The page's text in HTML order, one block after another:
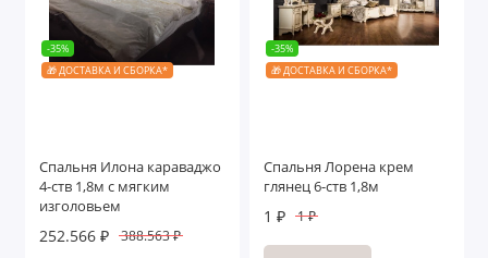
-35%
🎁 ДОСТАВКА И СБОРКА*
Спальня Илона караваджо
4-ств 1,8м с мягким
изголовьем
252.566 ₽ 388.563 ₽
-35%
🎁 ДОСТАВКА И СБОРКА*
Спальня Лорена крем
глянец 6-ств 1,8м
1 ₽ 1 ₽